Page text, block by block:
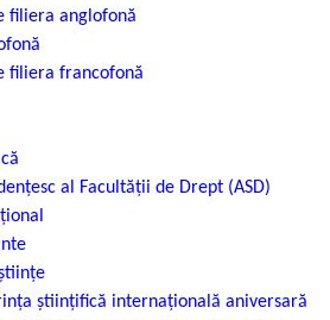
filiera anglofonă
filiera francofonă
al Facultății de Drept (ASD)
științifică internațională aniversară